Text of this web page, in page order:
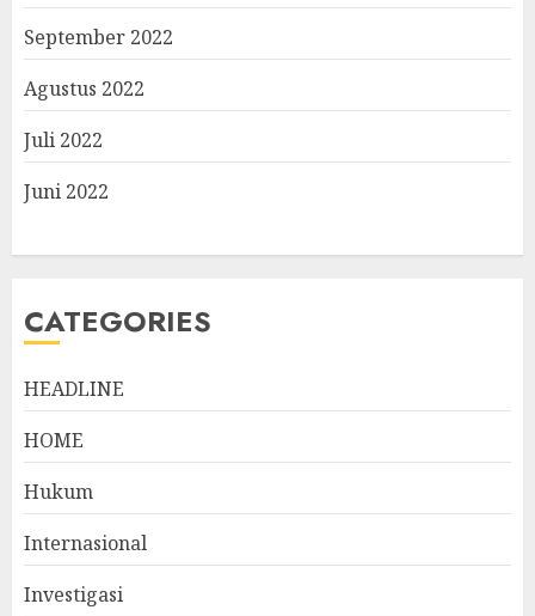
September 2022
Agustus 2022
Juli 2022
Juni 2022
CATEGORIES
HEADLINE
HOME
Hukum
Internasional
Investigasi